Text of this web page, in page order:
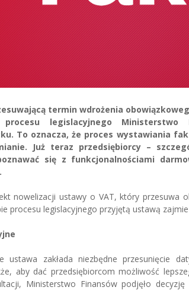
termin wdrożenia
legislacyjnego Ministerstwo
To oznacza, że proces wystawiania
Już teraz przedsiębiorcy –
się z funkcjonalnościami
nowelizacji ustawy o VAT, który przesuwa
procesu legislacyjnego przyjętą ustawą
ustawa zakłada niezbędne przesunięcie
aby dać przedsiębiorcom możliwość
Ministerstwo Finansów podjęło